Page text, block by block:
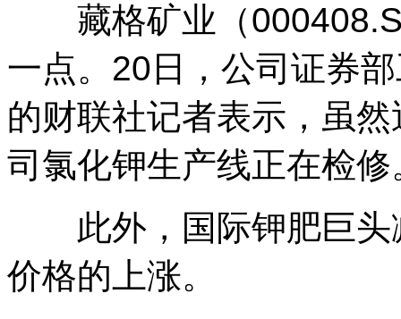
藏格矿业（
一点。20日，公司证券
的财联社记者表示，虽
司氯化钾生产线正在检修
此外，国际钾肥巨头
价格的上涨。